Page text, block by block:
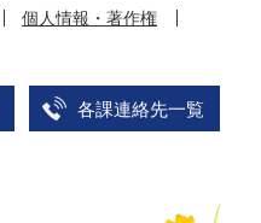
個人情報・著作権
各課連絡先一覧